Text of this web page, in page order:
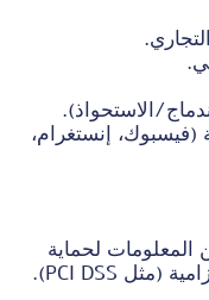
الاستحواذ).
(فيسبوك، إنستغرام،
لحماية
خصوصية المستخدم وفقًا للمعايير الإلزامية (مثل PCI DSS).